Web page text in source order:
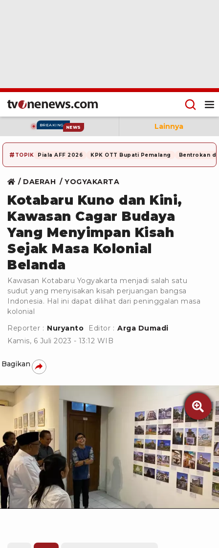
BREAKING NEWS Lainnya
# TOPIK Piala AFF 2026 KPK OTT Bupati Pemalang Bentrokan di
DAERAH YOGYAKARTA
Kotabaru Kuno dan Kini,
Kawasan Cagar Budaya
Yang Menyimpan Kisah
Sejak Masa Kolonial
Belanda
Kawasan Kotabaru Yogyakarta menjadi salah satu
sudut yang menyisakan kisah perjuangan bangsa
Indonesia. Hal ini dapat dilihat dari peninggalan masa
kolonial
Reporter : Nuryanto Editor : Arga Dumadi
Kamis, 6 Juli 2023 - 13:12 WIB
Bagikan

tim tvOne - Nuryanto